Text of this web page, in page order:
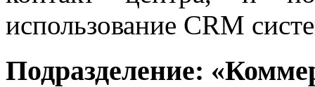
использование CRM
Подразделение: